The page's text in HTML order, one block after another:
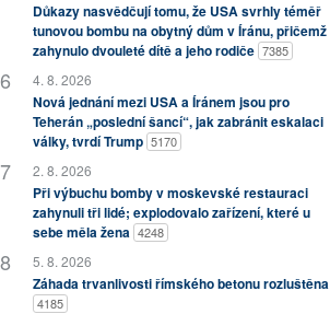
Důkazy nasvědčují tomu, že USA svrhly téměř
tunovou bombu na obytný dům v Íránu, přičemž
zahynulo dvouleté dítě a jeho rodiče 7385
4. 8. 2026
Nová jednání mezi USA a Íránem jsou pro
Teherán „poslední šancí“, jak zabránit eskalaci
války, tvrdí Trump 5170
2. 8. 2026
Při výbuchu bomby v moskevské restauraci
zahynuli tři lidé; explodovalo zařízení, které u
sebe měla žena 4248
5. 8. 2026
Záhada trvanlivosti římského betonu rozluštěna
4185